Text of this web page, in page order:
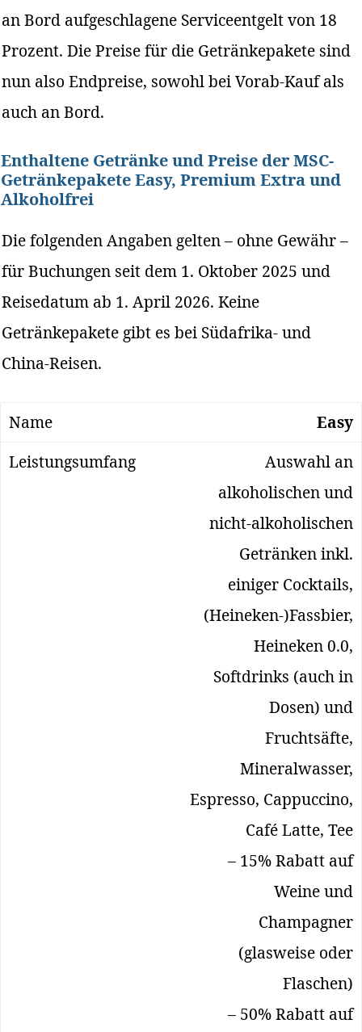
an Bord aufgeschlagene Serviceentgelt von 18
Prozent. Die Preise für die Getränkepakete sind
nun also Endpreise, sowohl bei Vorab-Kauf als
auch an Bord.
Enthaltene Getränke und Preise der MSC-
Getränkepakete Easy, Premium Extra und
Alkoholfrei
Die folgenden Angaben gelten – ohne Gewähr –
für Buchungen seit dem 1. Oktober 2025 und
Reisedatum ab 1. April 2026. Keine
Getränkepakete gibt es bei Südafrika- und
China-Reisen.
Easy
Auswahl an
alkoholischen und
nicht-alkoholischen
Getränken inkl.
einiger Cocktails,
(Heineken-)Fassbier,
Heineken 0.0,
Softdrinks (auch in
Dosen) und
Fruchtsäfte,
Mineralwasser,
Espresso, Cappuccino,
Café Latte, Tee
– 15% Rabatt auf
Weine und
Champagner
(glasweise oder
Flaschen)
– 50% Rabatt auf